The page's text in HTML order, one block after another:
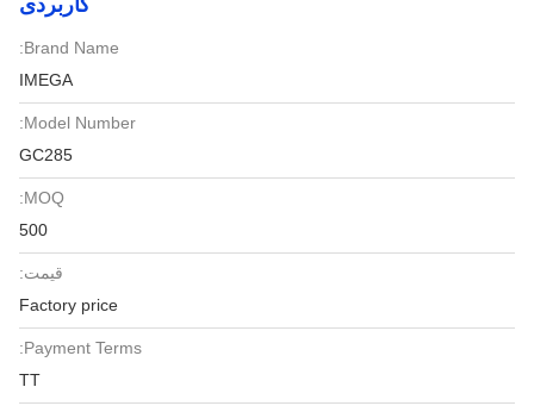
کاربردی
Brand Name:
IMEGA
Model Number:
GC285
MOQ:
500
قیمت:
Factory price
Payment Terms:
TT